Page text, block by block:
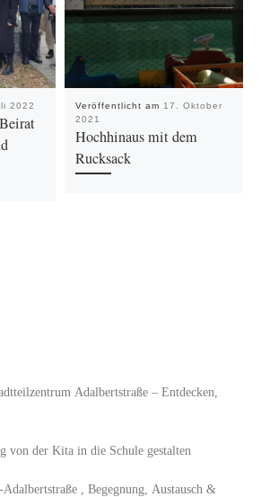
2022 Veröffentlicht am 17. Oktober
2021
Hochhinaus mit dem
Rucksack
Adalbertstraße – Entdecken,
von der Kita in die Schule gestalten
, Begegnung, Austausch &